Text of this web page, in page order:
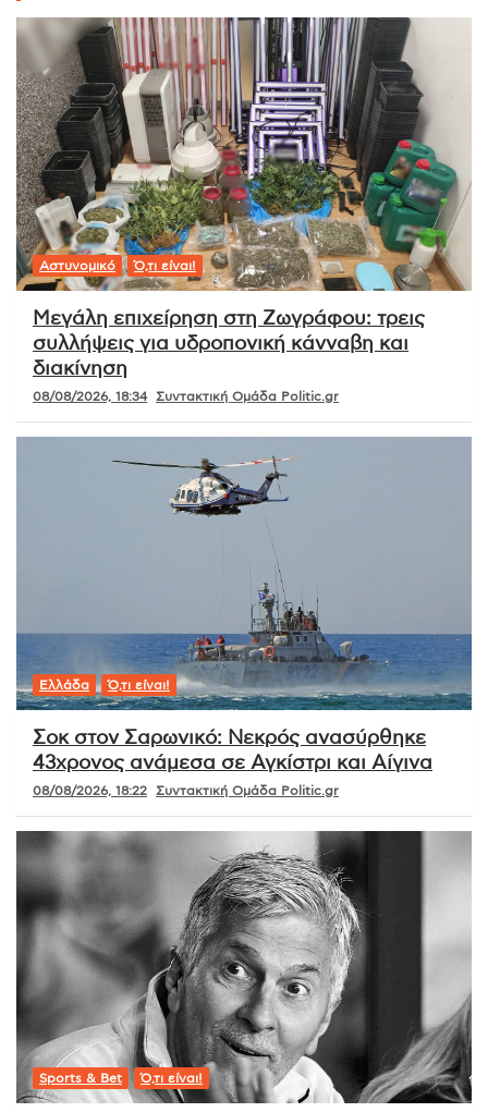
Αστυνομικό Ό,τι είναι!
Μεγάλη επιχείρηση στη Ζωγράφου: τρεις
συλλήψεις για υδροπονική κάνναβη και
διακίνηση
08/08/2026, 18:34 Συντακτική Ομάδα Politic.gr
Ελλάδα Ό,τι είναι!
Σοκ στον Σαρωνικό: Νεκρός ανασύρθηκε
43χρονος ανάμεσα σε Αγκίστρι και Αίγινα
08/08/2026, 18:22 Συντακτική Ομάδα Politic.gr
Sports & Bet Ό,τι είναι!